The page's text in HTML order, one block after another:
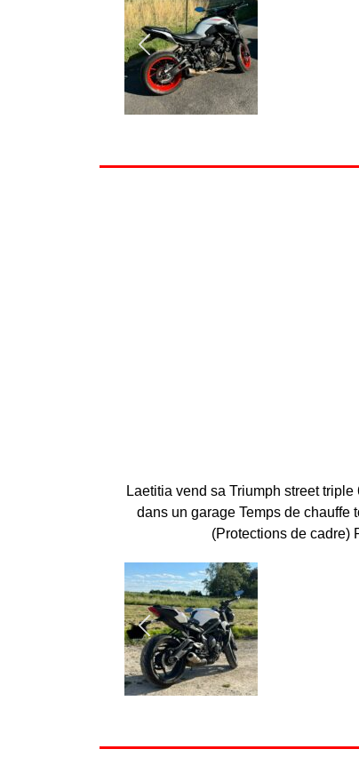
Laetitia vend sa Triumph street
dans un garage Temps de chauffe
(Protections de cadre)